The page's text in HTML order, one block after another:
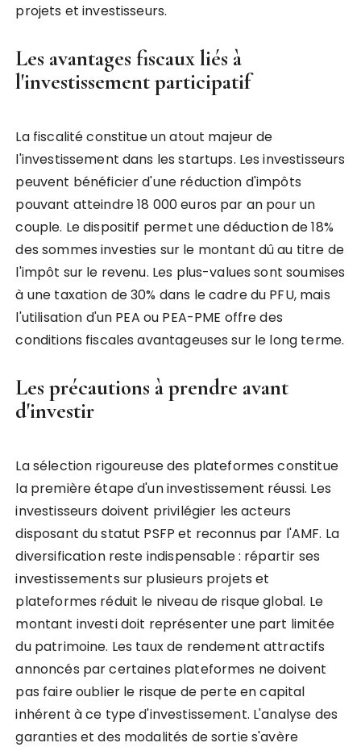
projets et investisseurs.
Les avantages fiscaux liés à
l'investissement participatif
La fiscalité constitue un atout majeur de
l'investissement dans les startups. Les investisseurs
peuvent bénéficier d'une réduction d'impôts
pouvant atteindre 18 000 euros par an pour un
couple. Le dispositif permet une déduction de 18%
des sommes investies sur le montant dû au titre de
l'impôt sur le revenu. Les plus-values sont soumises
à une taxation de 30% dans le cadre du PFU, mais
l'utilisation d'un PEA ou PEA-PME offre des
conditions fiscales avantageuses sur le long terme.
Les précautions à prendre avant
d'investir
La sélection rigoureuse des plateformes constitue
la première étape d'un investissement réussi. Les
investisseurs doivent privilégier les acteurs
disposant du statut PSFP et reconnus par l'AMF. La
diversification reste indispensable : répartir ses
investissements sur plusieurs projets et
plateformes réduit le niveau de risque global. Le
montant investi doit représenter une part limitée
du patrimoine. Les taux de rendement attractifs
annoncés par certaines plateformes ne doivent
pas faire oublier le risque de perte en capital
inhérent à ce type d'investissement. L'analyse des
garanties et des modalités de sortie s'avère